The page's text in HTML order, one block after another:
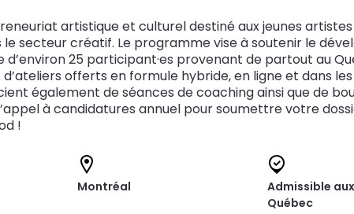
artistique et culturel destiné aux jeunes artistes
secteur créatif. Le programme vise à soutenir le
25 participant·es provenant de partout au
offerts en formule hybride, en ligne et dans
également de séances de coaching ainsi que de
à candidatures annuel pour soumettre votre
!
Montréal
Admissible
Québec